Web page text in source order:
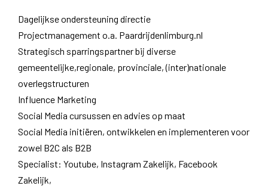
Dagelijkse ondersteuning directie
Projectmanagement o.a. Paardrijdenlimburg.nl
Strategisch sparringspartner bij diverse
gemeentelijke,regionale, provinciale, (inter)nationale
overlegstructuren
Influence Marketing
Social Media cursussen en advies op maat
Social Media initiëren, ontwikkelen en implementeren voor
zowel B2C als B2B
Specialist: Youtube, Instagram Zakelijk, Facebook
Zakelijk,